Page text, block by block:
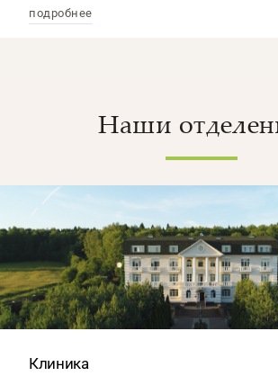
подробнее
Наши
Клиника